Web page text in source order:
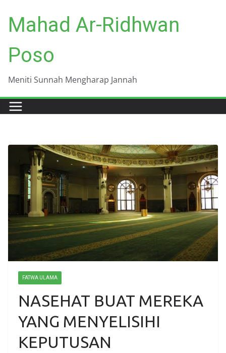
content
Mahad Ar-Ridhwan
Poso
Meniti Sunnah Mengharap Jannah
FATWA ULAMA
NASEHAT BUAT MEREKA
YANG MENYELISIHI
KEPUTUSAN